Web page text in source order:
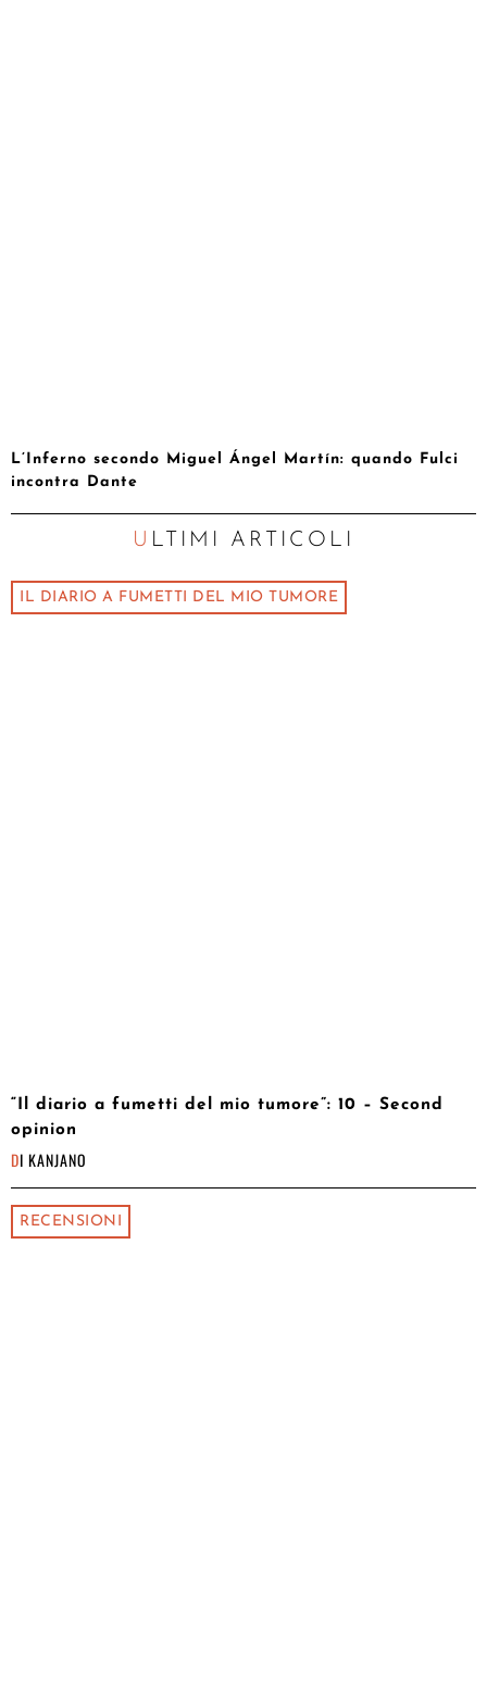
L’Inferno secondo Miguel Ángel Martín: quando Fulci
incontra Dante
ULTIMI ARTICOLI
IL DIARIO A FUMETTI DEL MIO TUMORE
“Il diario a fumetti del mio tumore”: 10 – Second
opinion
DI KANJANO
RECENSIONI